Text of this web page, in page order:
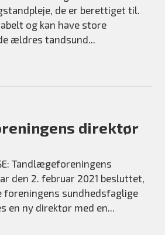
MEDLEM
de er berettiget til.
og kan have store
ældres tandsund...
direktør
Tandlægeforeningens
den 2. februar 2021 besluttet,
sundhedsfaglige
en ny direktør med en...